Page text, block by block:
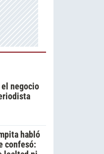
negocio
habló
confesó: